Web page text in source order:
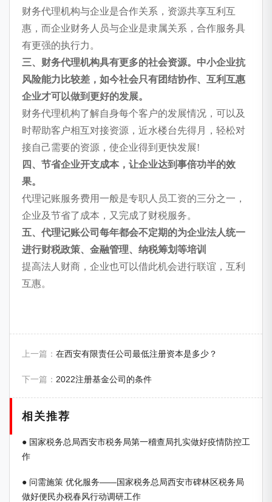
财务代理机构与企业是合作关系，资源共享互利互
惠，而企业财务人员与企业是隶属关系，合作服务具
有更强的执行力。
三、财务代理机构具有更多的社会资源。中小企业抗
风险能力比较差，如今社会只有团结协作、互利互惠
企业才可以做到更好的发展。
财务代理机构了解自身每个客户的发展情况，可以及
时帮助客户相互对接资源，近水楼台先得月，轻松对
接自己需要的资源，使企业得到更快发展!
四、节省企业开支成本，让企业达到事倍功半的效
果。
代理记账服务费用一般是专职人员工资的三分之一，
企业及节省了成本，又完成了财税服务。
五、代理记账公司每年都会不定期的为企业法人统一
进行财税政策、金融管理、纳税筹划等培训
提高法人财商，企业也可以借此机会进行联谊，互利
互惠。
上一篇： 在西安有限责任公司最低注册资本是多少？
下一篇： 2022注册基金公司的条件
相关推荐
● 国家税务总局西安市税务局第一稽查局扎实做好疫情防控工
作
● 问需施策 优化服务——国家税务总局西安市碑林区税务局
做好便民办税春风行动调研工作